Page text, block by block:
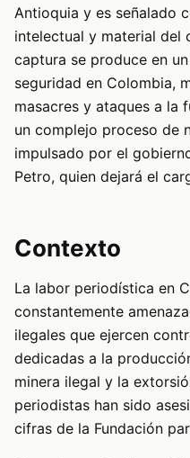
Antioquia y es señalado
intelectual y material del
captura se produce en
seguridad en Colombia,
masacres y ataques a la
un complejo proceso de
impulsado por el
Petro, quien dejará el
Contexto
La labor periodística en
constantemente
ilegales que ejercen
dedicadas a la
minera ilegal y la
periodistas han sido
cifras de la Fundación